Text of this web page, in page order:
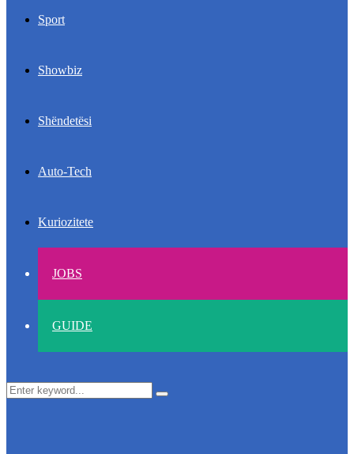
Sport
Showbiz
Shëndetësi
Auto-Tech
Kuriozitete
JOBS
GUIDE
Search
Search